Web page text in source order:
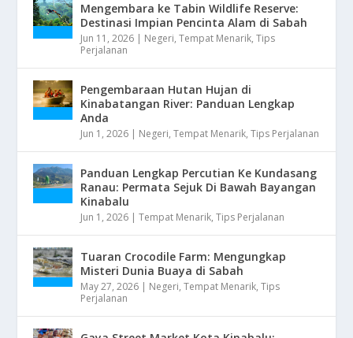
Mengembara ke Tabin Wildlife Reserve:
Destinasi Impian Pencinta Alam di Sabah
Jun 11, 2026 Negeri,Tempat Menarik,Tips
Perjalanan
Pengembaraan Hutan Hujan di
Kinabatangan River: Panduan Lengkap
Anda
Jun 1, 2026 Negeri,Tempat Menarik,Tips Perjalanan
Panduan Lengkap Percutian Ke Kundasang
Ranau: Permata Sejuk Di Bawah Bayangan
Kinabalu
Jun 1, 2026 |Tempat Menarik,Tips Perjalanan
Tuaran Crocodile Farm: Mengungkap
Misteri Dunia Buaya di Sabah
May 27, 2026 Negeri,Tempat Menarik,Tips
Perjalanan